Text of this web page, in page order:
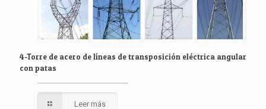
4-Torre de acero de líneas de transposición eléctrica angular
con patas
Leer más